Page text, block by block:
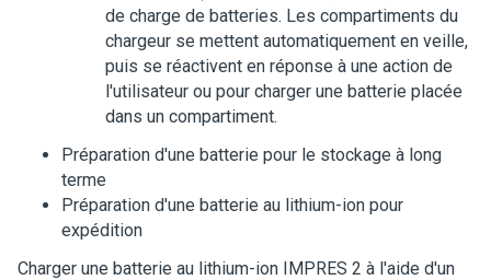
de charge de batteries. Les compartiments du
chargeur se mettent automatiquement en veille,
puis se réactivent en réponse à une action de
l'utilisateur ou pour charger une batterie placée
dans un compartiment.
Préparation d'une batterie pour le stockage à long
terme
Préparation d'une batterie au lithium-ion pour
expédition
Charger une batterie au lithium-ion IMPRES 2 à l'aide d'un